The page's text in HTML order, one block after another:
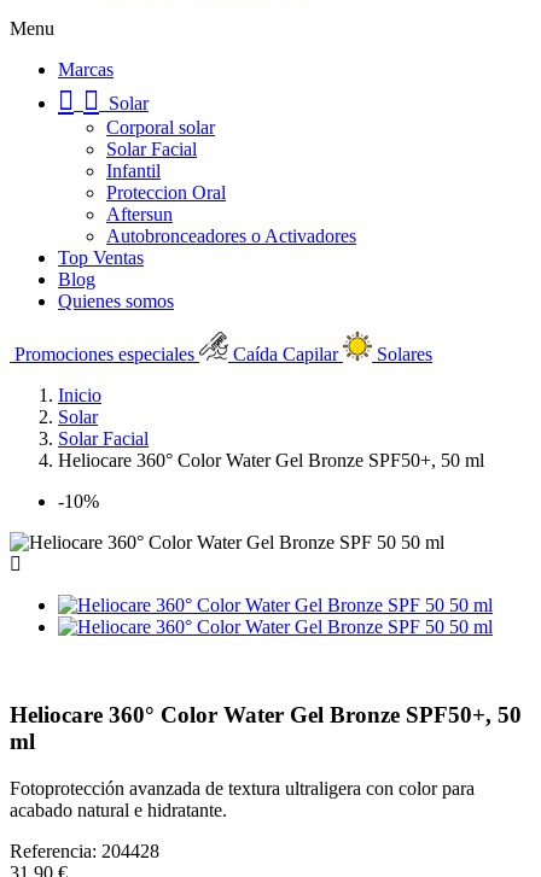
Menu
Marcas
Solar
Corporal solar
Solar Facial
Infantil
Proteccion Oral
Aftersun
Autobronceadores o Activadores
Top Ventas
Blog
Quienes somos
Promociones especiales Caída Capilar
Solares
Inicio
Solar
Solar Facial
Heliocare 360° Color Water Gel Bronze SPF50+, 50 ml
-10%
Heliocare 360° Color Water Gel Bronze SPF50+, 50
ml
Fotoprotección avanzada de textura ultraligera con color para
acabado natural e hidratante.
Referencia: 204428
31,90 €